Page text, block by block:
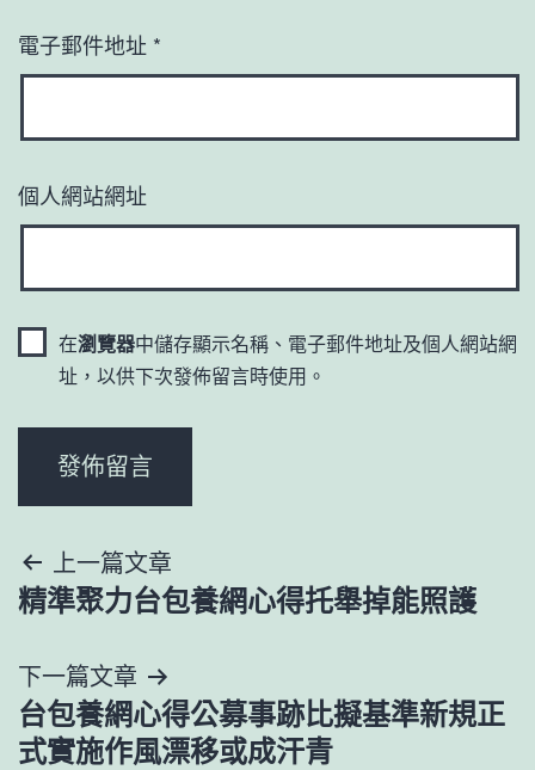
電子郵件地址 *
個人網站網址
在瀏覽器中儲存顯示名稱、電子郵件地址及個人網站網
址，以供下次發佈留言時使用。
文
章
導
覽
上一篇文章
精準聚力台包養網心得托舉掉能照護
下一篇文章
台包養網心得公募事跡比擬基準新規正
式實施作風漂移或成汗青